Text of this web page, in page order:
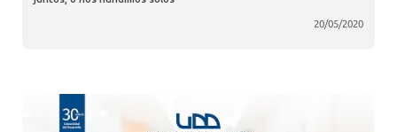
20/05/2020